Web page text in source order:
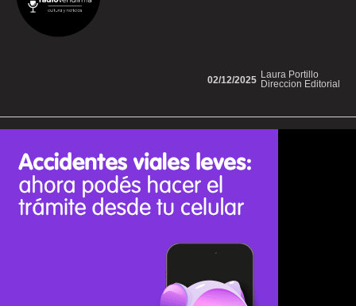
Laura Portillo
Direccion Editorial
02/12/2025